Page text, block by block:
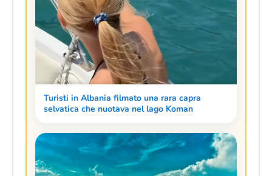
Turisti in Albania filmato una rara capra
selvatica che nuotava nel lago Koman